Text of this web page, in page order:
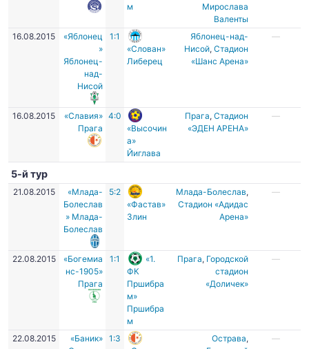
м
Мирослава
Валенты
16.08.2015
«Яблонец
»
Яблонец-
над-
Нисой
1:1
«Слован»
Либерец
Яблонец-над-
Нисой,Стадион
«Шанс Арена»
—
16.08.2015
«Славия»
Прага
4:0
«Высочин
а»
Йиглава
Прага,Стадион
«ЭДЕН АРЕНА»
—
5-й тур
21.08.2015
«Млада-
Болеслав
» Млада-
Болеслав
5:2
«Фастав»
Злин
Млада-Болеслав,
Стадион «Адидас
Арена»
—
22.08.2015
«Богемиа
нс-1905»
Прага
1:1
«1.
ФК
Пршибра
м»
Пршибра
м
Прага, Городской
стадион
«Доличек»
—
22.08.2015
«Баник» 1:3
Острава,
—